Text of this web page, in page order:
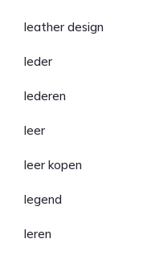
leather design
leder
lederen
leer
leer kopen
legend
leren